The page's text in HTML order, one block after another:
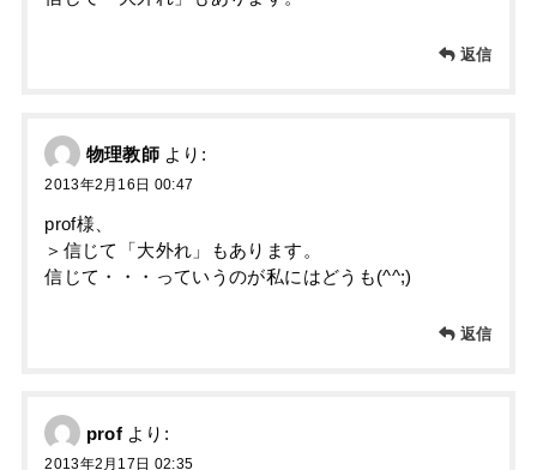
返信
物理教師 より:
2013年2月16日 00:47
prof様、
＞信じて「大外れ」もあります。
信じて・・・っていうのが私にはどうも(^^;)
返信
prof より:
2013年2月17日 02:35